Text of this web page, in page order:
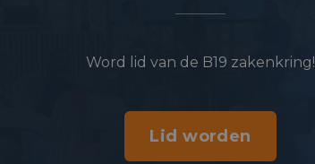
Word lid van de B19 zakenkring!
Lid worden